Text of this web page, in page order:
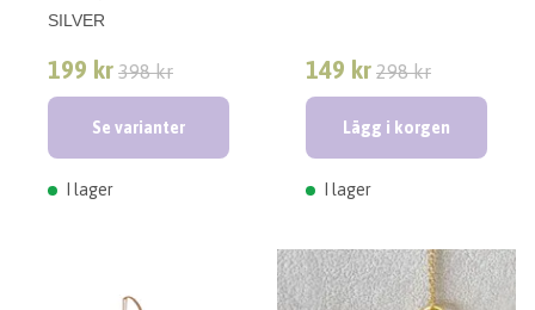
SILVER
199 kr 398 kr
Se varianter
I lager
149 kr 298 kr
Lägg i korgen
I lager